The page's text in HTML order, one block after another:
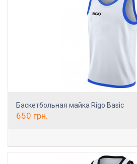
Баскетбольная майка Rigo Basic
650 грн.